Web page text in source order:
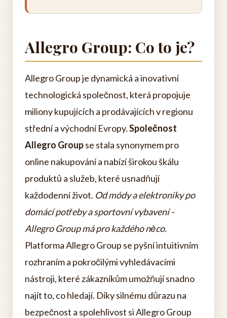
Allegro Group: Co to je?
Allegro Group je dynamická a inovativní
technologická společnost, která propojuje
miliony kupujících a prodávajících v regionu
střední a východní Evropy.Společnost
Allegro Groupse stala synonymem pro
online nakupování a nabízí širokou škálu
produktů a služeb, které usnadňují
každodenní život. Od módy a elektroniky po
domácí potřeby a sportovní vybavení -
Allegro Group má pro každého něco.
Platforma Allegro Group se pyšní intuitivním
rozhraním a pokročilými vyhledávacími
nástroji, které zákazníkům umožňují snadno
najít to, co hledají. Díky silnému důrazu na
bezpečnost a spolehlivost si Allegro Group